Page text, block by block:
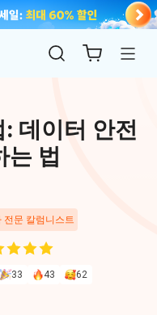
데이터 안전
는 법
전문 칼럼니스트
33 43 62